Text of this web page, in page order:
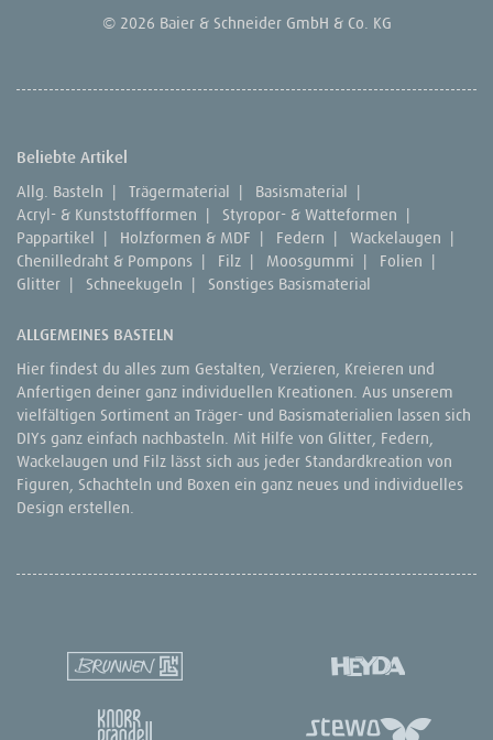
© 2026 Baier & Schneider GmbH & Co. KG
Beliebte Artikel
Allg. Basteln | Trägermaterial | Basismaterial |
Acryl- & Kunststoffformen | Styropor- & Watteformen |
Pappartikel | Holzformen & MDF | Federn | Wackelaugen |
Chenilledraht & Pompons | Filz | Moosgummi | Folien |
Glitter | Schneekugeln | Sonstiges Basismaterial
ALLGEMEINES BASTELN
Hier findest du alles zum Gestalten, Verzieren, Kreieren und
Anfertigen deiner ganz individuellen Kreationen. Aus unserem
vielfältigen Sortiment an Träger- und Basismaterialien lassen sich
DIYs ganz einfach nachbasteln. Mit Hilfe von Glitter, Federn,
Wackelaugen und Filz lässt sich aus jeder Standardkreation von
Figuren, Schachteln und Boxen ein ganz neues und individuelles
Design erstellen.